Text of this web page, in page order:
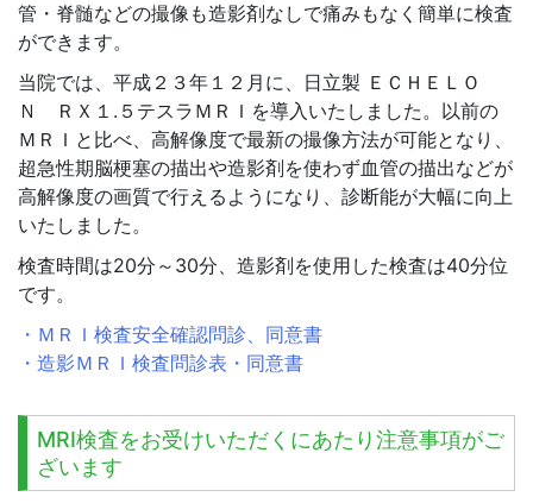
管・脊髄などの撮像も造影剤なしで痛みもなく簡単に検査
ができます。
当院では、平成２３年１２月に、日立製 ＥＣＨＥＬＯ
Ｎ ＲＸ１.５テスラＭＲＩを導入いたしました。以前の
ＭＲＩと比べ、高解像度で最新の撮像方法が可能となり、
超急性期脳梗塞の描出や造影剤を使わず血管の描出などが
高解像度の画質で行えるようになり、診断能が大幅に向上
いたしました。
検査時間は20分～30分、造影剤を使用した検査は40分位
です。
・ＭＲＩ検査安全確認問診、同意書
・造影ＭＲＩ検査問診表・同意書
MRI検査をお受けいただくにあたり注意事項がご
ざいます